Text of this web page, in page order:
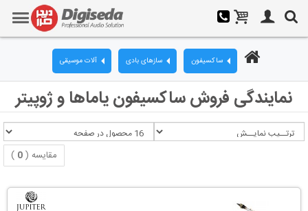
آلات موسیقی سازهای بادی ساکسیفون
نمایندگی فروش ساکسیفون یاماها و ژوپیتر
مقایسه (0
)